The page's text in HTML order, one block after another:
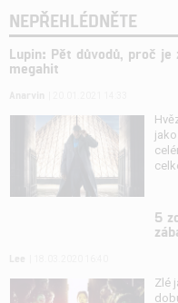
NEPŘEHLÉDNĚTE
Lupin: Pět důvodů, proč
megahit
5
Zlé